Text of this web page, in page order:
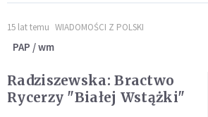
15 lat temu WIADOMOŚCI Z POLSKI
PAP / wm
Radziszewska: Bractwo
Rycerzy "Białej Wstążki"